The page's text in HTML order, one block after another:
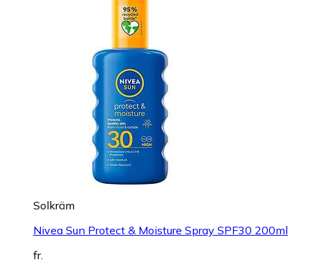
Solkräm
Nivea Sun Protect & Moisture Spray SPF30 200ml
fr.